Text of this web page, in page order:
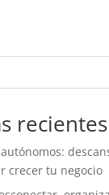
recientes
autónomos:
crecer tu negocio